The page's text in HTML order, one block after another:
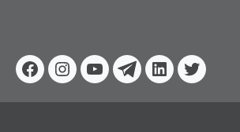
Facebook
Instagram
YoutubeTelegram
Linkedin
Twitter